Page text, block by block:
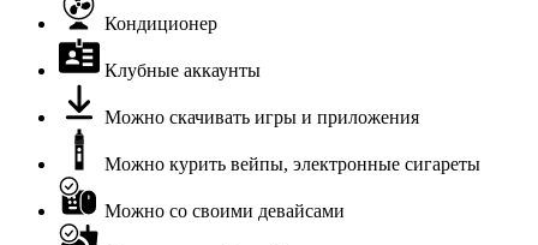
Кондиционер
Клубные аккаунты
Можно скачивать игры и приложения
Можно курить вейпы, электронные сигареты
Можно со своими девайсами